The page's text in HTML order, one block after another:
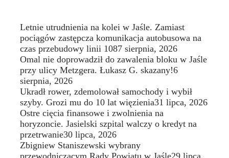
Letnie utrudnienia na kolei w Jaśle. Zamiast
pociągów zastępcza komunikacja autobusowa na
czas przebudowy linii 1087 sierpnia, 2026
Omal nie doprowadził do zawalenia bloku w Jaśle
przy ulicy Metzgera. Łukasz G. skazany!6
sierpnia, 2026
Ukradł rower, zdemolował samochody i wybił
szyby. Grozi mu do 10 lat więzienia31 lipca, 2026
Ostre cięcia finansowe i zwolnienia na
horyzoncie. Jasielski szpital walczy o kredyt na
przetrwanie30 lipca, 2026
Zbigniew Staniszewski wybrany
przewodniczącym Rady Powiatu w Jaśle29 lipca,